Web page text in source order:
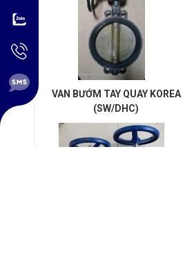
VAN BƯỚM TAY QUAY KOREA
(SW/DHC)